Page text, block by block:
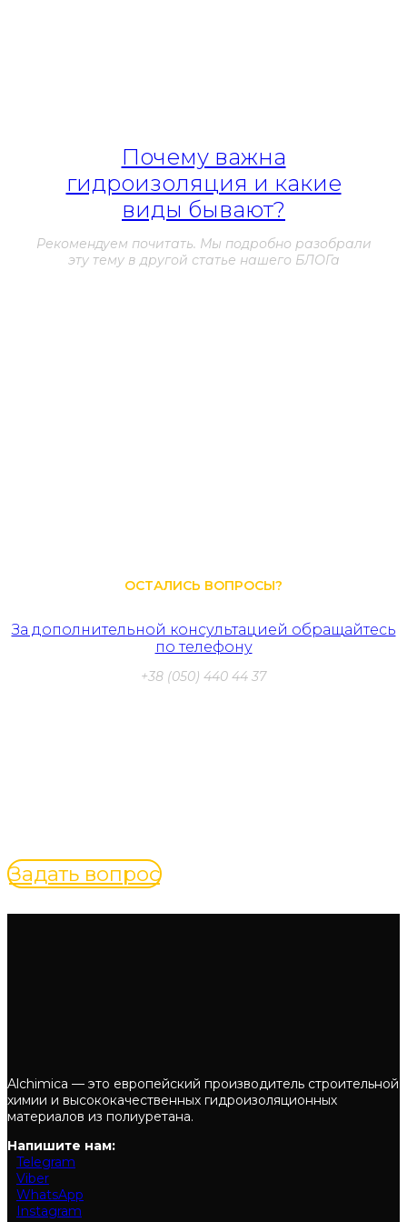
Почему важна
гидроизоляция и какие
виды бывают?
Рекомендуем почитать. Мы подробно разобрали
эту тему в другой статье нашего БЛОГа
ОСТАЛИСЬ ВОПРОСЫ?
За дополнительной консультацией обращайтесь
по телефону
+38 (050) 440 44 37
Задать вопрос
Alchimica — это европейский производитель строительной
химии и высококачественных гидроизоляционных
материалов из полиуретана.
Напишите нам:
Telegram
Viber
WhatsApp
Instagram